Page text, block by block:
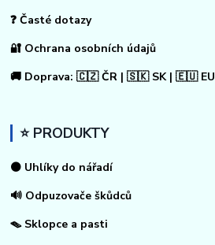
❓ Časté dotazy
🔐 Ochrana osobních údajů
🚚 Doprava: 🇨🇿 ČR | 🇸🇰 SK | 🇪🇺 EU
⭐ PRODUKTY
⚫ Uhlíky do nářadí
🔊 Odpuzovače škůdců
🪤 Sklopce a pasti